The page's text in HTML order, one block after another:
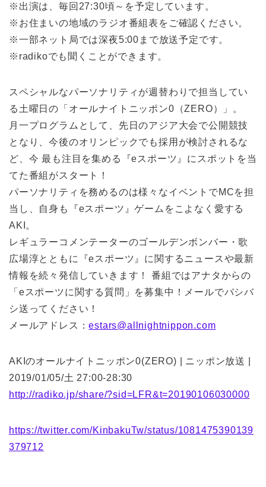
※出演は、毎回27:30頃～を予定しています。
※お住まいの地域のラジオ番組表をご確認ください。
※一部ネット局では深夜5:00まで放送予定です。
※radikoでも聞くことができます。
スペシャルなパーソナリティが週替わりで担当してい
る土曜日の「オールナイトニッポン0（ZERO）」。
月一プログラムとして、先日のアジア大会で公開競技
となり、今後のオリンピックでも採用が検討されるな
ど、今 最も注目を集める『eスポーツ』にスポットを当
てた番組がスタート！
パーソナリティを務めるのは様々なイベントでMCを担
当し、自身も『eスポーツ』ゲームをこよなく愛する
AKI。
レギュラーコメンテーターのゴールデンボンバー・歌
広場淳とともに『eスポーツ』に関するニュースや最新
情報を続々発信していきます！ 番組ではアナタからの
「eスポーツに関する質問」を募集中！メールでバシバ
シ送ってください！
メールアドレス：estars@allnightnippon.com
AKIのオールナイトニッポン0(ZERO) | ニッポン放送 |
2019/01/05/土 27:00-28:30
http://radiko.jp/share/?sid=LFR&t=20190106030000
https://twitter.com/KinbakuTw/status/1081475390139
379712